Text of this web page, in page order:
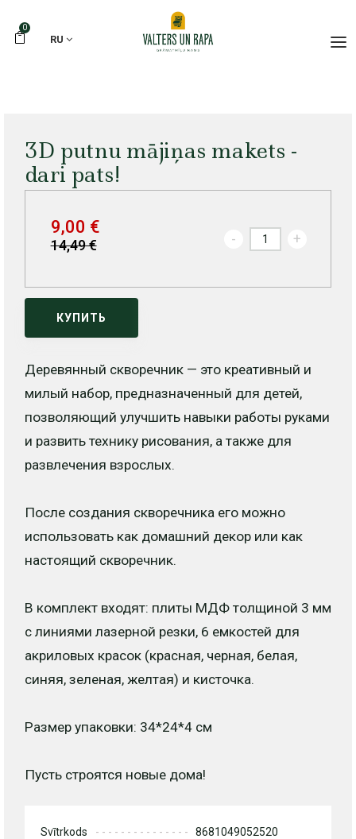
0
RU
3D putnu mājiņas makets -
dari pats!
14,49 €
9,00 €
- +
КУПИТЬ
Деревянный скворечник — это креативный и
милый набор, предназначенный для детей,
позволяющий улучшить навыки работы руками
и развить технику рисования, а также для
развлечения взрослых.
После создания скворечника его можно
использовать как домашний декор или как
настоящий скворечник.
В комплект входят: плиты МДФ толщиной 3 мм
с линиями лазерной резки, 6 емкостей для
акриловых красок (красная, черная, белая,
синяя, зеленая, желтая) и кисточка.
Размер упаковки: 34*24*4 см
Пусть строятся новые дома!
Svītrkods
8681049052520